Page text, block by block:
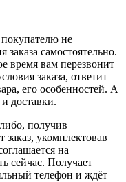
не
самостоятельно.
время вам перезвонит
заказа, ответит
его особенностей. А
доставки.
получив
заказ, укомплектовав
на
сейчас. Получает
телефон и ждёт